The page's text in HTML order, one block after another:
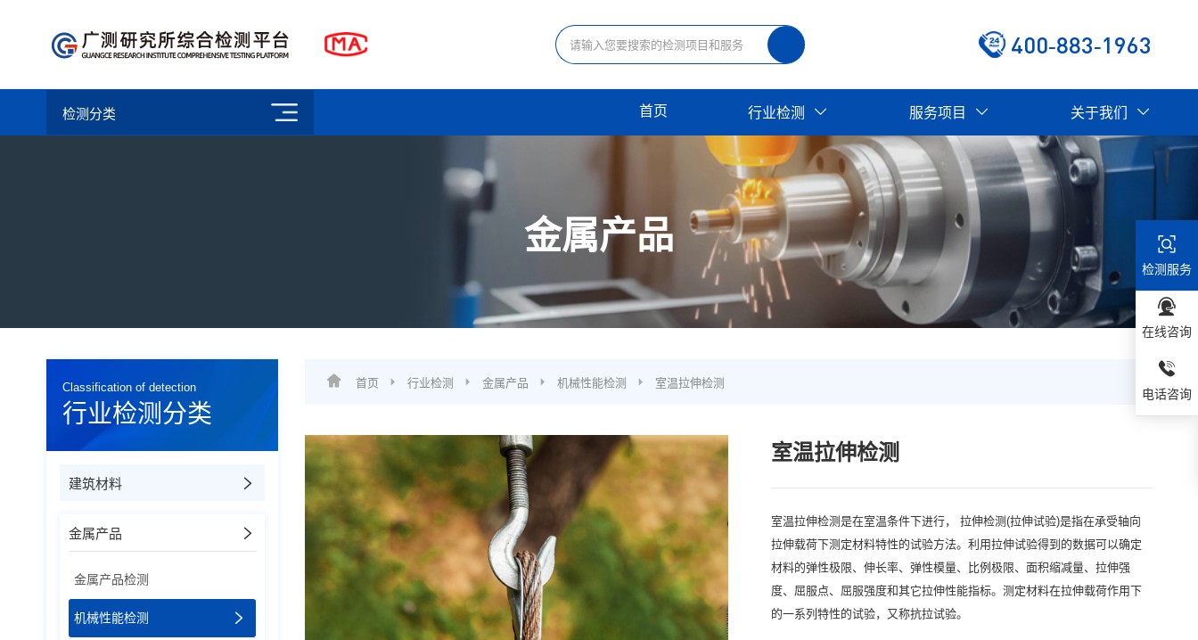
400-883-1963
检测分类 首页 行业检测 服务项目 关于我们
金属产品
Classification of detection
行业检测分类
建筑材料
金属产品
金属产品检测
机械性能检测
首页 行业检测 金属产品 机械性能检测 室温拉伸检测
室温拉伸检测
室温拉伸检测是在室温条件下进行， 拉伸检测(拉伸试验)是指在承受轴向
拉伸载荷下测定材料特性的试验方法。利用拉伸试验得到的数据可以确定
材料的弹性极限、伸长率、弹性模量、比例极限、面积缩减量、拉伸强
度、屈服点、屈服强度和其它拉伸性能指标。测定材料在拉伸载荷作用下
的一系列特性的试验，又称抗拉试验。
检测服务
在线咨询
电话咨询